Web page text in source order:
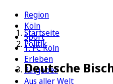
Region
Köln
Sport
1. FC Köln
Erleben
Ratgeber
Aus aller Welt
Startseite
Politik
Deutsche